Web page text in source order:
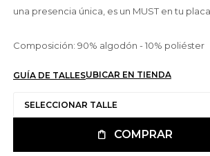
una presencia única, es un MUST en tu
Composición: 90% algodón - 10% poliéster
SELECCIONAR TALLE
GUÍA DE TALLESUBICAR EN TIENDA
COMPRAR